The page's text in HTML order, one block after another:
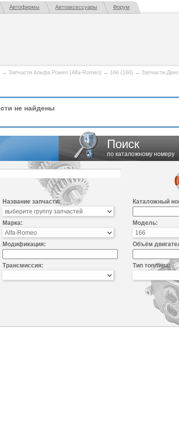
Автофирмы Автоаксессуары Форум
→ Запчасти Альфа Ромео (Alfa-Romeo) → 166 (166) → Запчасти
не найдены
Поиск
по каталожному номеру
Название запчасти: Каталожный
Марка: Модель:
Модификация: Объём
Трансмиссия: Тип топлива: